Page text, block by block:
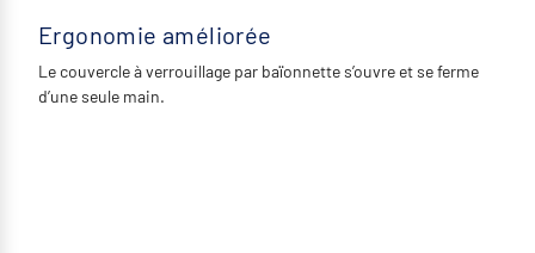
Ergonomie améliorée
Le couvercle à verrouillage par baïonnette s’ouvre et se ferme
d’une seule main.